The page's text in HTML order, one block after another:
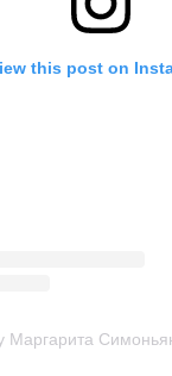
this post on